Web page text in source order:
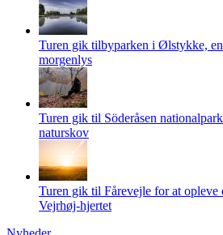
Turen gik tilbyparken i Ølstykke,
morgenlys
Turen gik til Söderåsen
naturskov
Turen gik til Fårevejle for at opleve
Vejrhøj-hjertet